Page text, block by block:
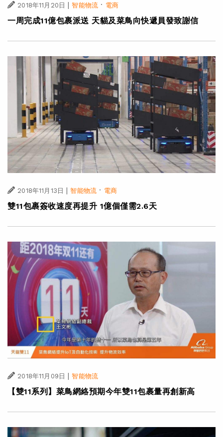
2018年11月20日 | 智能物流 · 電商
一周完成11億包裹派送 天貓及菜鳥向快遞員發致謝信
2018年11月13日 | 智能物流 · 電商
雙11包裹簽收速度再提升 1億個僅需2.6天
2018年11月09日 | 智能物流
【雙11系列】菜鳥網絡預期今年雙11包裹量再創新高